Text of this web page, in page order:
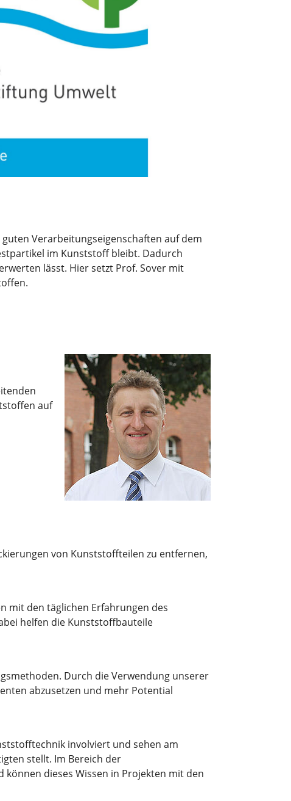
Verarbeitungseigenschaften auf dem
im Kunststoff bleibt. Dadurch
lässt. Hier setzt Prof. Sover mit
auf
von Kunststoffteilen zu entfernen,
mit den täglichen Erfahrungen des
helfen die Kunststoffbauteile
Durch die Verwendung unserer
abzusetzen und mehr Potential
involviert und sehen am
stellt. Im Bereich der
dieses Wissen in Projekten mit den